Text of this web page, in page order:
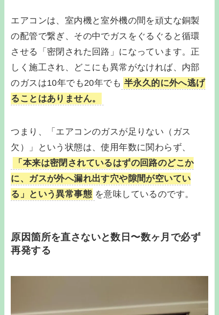
エアコンは、室内機と室外機の間を頑丈な銅製
の配管で繋ぎ、その中でガスをぐるぐると循環
させる「密閉された回路」になっています。正
しく施工され、どこにも異常がなければ、内部
のガスは10年でも20年でも 半永久的に外へ逃げ
ることはありません。
つまり、「エアコンのガスが足りない（ガス
欠）」という状態は、使用年数に関わらず、
「本来は密閉されているはずの回路のどこか
に、ガスが外へ漏れ出す穴や隙間が空いてい
る」という異常事態 を意味しているのです。
原因箇所を直さないと数日〜数ヶ月で必ず
再発する